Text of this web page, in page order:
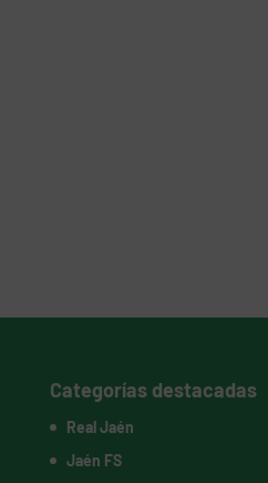
Categorías destacadas
Real Jaén
Jaén FS